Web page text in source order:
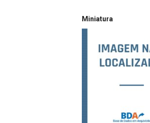
Miniatura